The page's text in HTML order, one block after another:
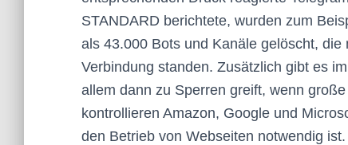
STANDARD berichtete, wurden zum
als 43.000 Bots und Kanäle gelöscht, die
Verbindung standen. Zusätzlich gibt es
allem dann zu Sperren greift, wenn
kontrollieren Amazon, Google und
den Betrieb von Webseiten notwendig ist.